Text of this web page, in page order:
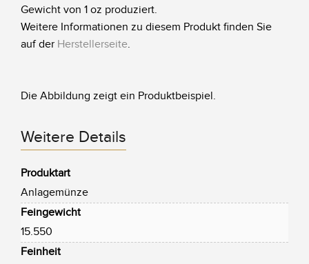
Gewicht von 1 oz produziert.
Weitere Informationen zu diesem Produkt finden Sie
auf der Herstellerseite.
Die Abbildung zeigt ein Produktbeispiel.
Weitere Details
Produktart
Anlagemünze
Feingewicht
15.550
Feinheit